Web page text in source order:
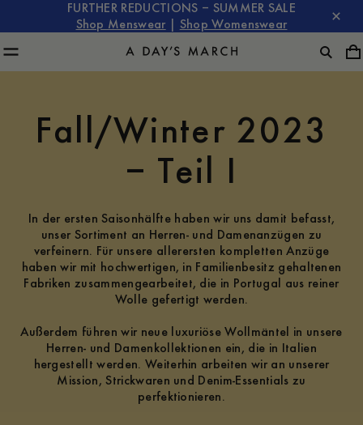
FURTHER REDUCTIONS – SUMMER SALE
Shop Menswear
Shop Womenswear
Fall/Winter 2023
– Teil I
In der ersten Saisonhälfte haben wir uns damit befasst,
unser Sortiment an Herren- und Damenanzügen zu
verfeinern. Für unsere allerersten kompletten Anzüge
haben wir mit hochwertigen, in Familienbesitz gehaltenen
Fabriken zusammengearbeitet, die in Portugal aus reiner
Wolle gefertigt werden.
Außerdem führen wir neue luxuriöse Wollmäntel in unsere
Herren- und Damenkollektionen ein, die in Italien
hergestellt werden. Weiterhin arbeiten wir an unserer
Mission, Strickwaren und Denim-Essentials zu